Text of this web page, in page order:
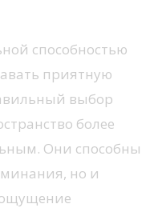
способностью
приятную
выбор
более
Они способны
но и